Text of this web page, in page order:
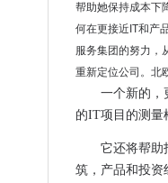
苹果商
United
谷歌
NHS
前萨里
SAP的
帮助她保持成本下
何在更接近IT和产
服务集团的努力，
重新定位公司。北
一个新的，
的IT项目的测量
它还将帮助
筑，产品和投资